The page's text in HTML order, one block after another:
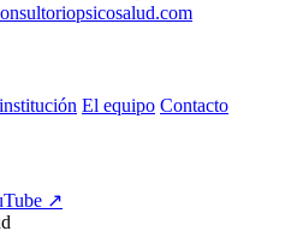
El equipo Contacto
↗